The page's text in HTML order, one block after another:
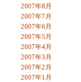
2007年8月
2007年7月
2007年6月
2007年5月
2007年4月
2007年3月
2007年2月
2007年1月